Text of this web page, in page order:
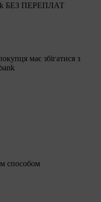
БЕЗ ПЕРЕПЛАТ
має збігатися з
способом